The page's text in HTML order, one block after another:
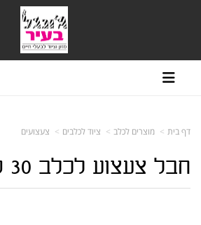
דף בית מוצרים לכלב ציוד לכלבים צעצועים
חבל צעצוע לכלב 30 ס"מ